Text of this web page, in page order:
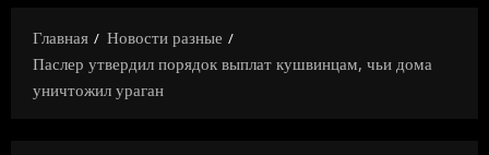
Главная
Новости разные
Паслер утвердил порядок выплат кушвинцам, чьи дома
уничтожил ураган